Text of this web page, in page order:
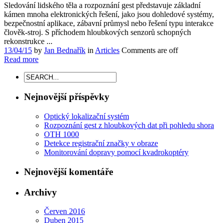
Sledování lidského těla a rozpoznání gest představuje základní
kámen mnoha elektronických řešení, jako jsou dohledové systémy,
bezpečnostní aplikace, zábavní průmysl nebo řešení typu interakce
člověk-stroj. S příchodem hloubkových senzorů schopných
rekonstrukce ...
13/04/15 by Jan Bednařík in Articles Comments are off
Read more
Nejnovější příspěvky
Optický lokalizační systém
Rozpoznání gest z hloubkových dat při pohledu shora
OTH 1000
Detekce registrační značky v obraze
Monitorování dopravy pomocí kvadrokoptéry
Nejnovější komentáře
Archivy
Červen 2016
Duben 2015